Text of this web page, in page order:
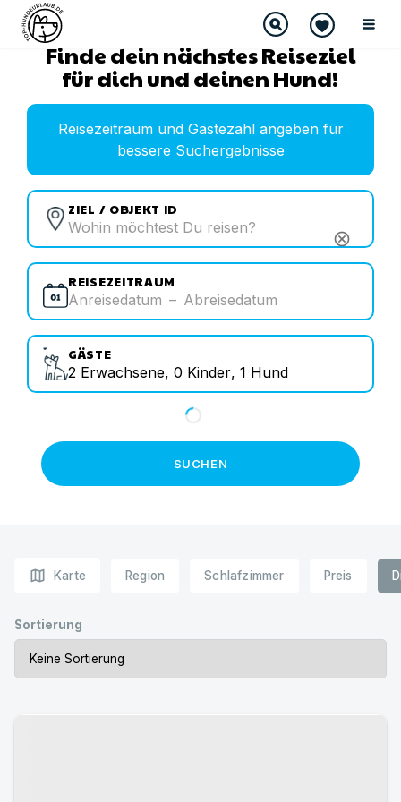
Finde dein nächstes Reiseziel
für dich und deinen Hund!
Reisezeitraum und Gästezahl angeben für
bessere Suchergebnisse
ZIEL / OBJEKT ID
cancel
REISEZEITRAUM
Anreisedatum – Abreisedatum
GÄSTE
2 Erwachsene, 0 Kinder, 1 Hund
SUCHEN
map Karte Region Schlafzimmer Preis
Sortierung